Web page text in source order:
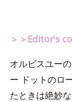
＞＞Editor's
オルビスユー
ー ドットのロ
たときは絶妙